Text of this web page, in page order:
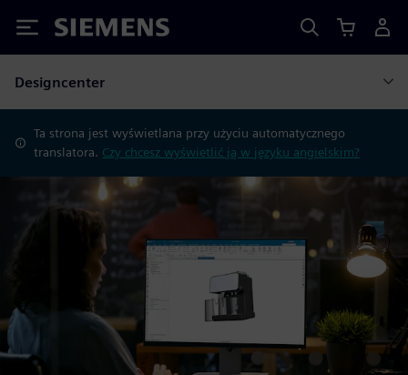
Siemens
Designcenter
Ta strona jest wyświetlana przy użyciu automatycznego
translatora. Czy chcesz wyświetlić ją w języku angielskim?